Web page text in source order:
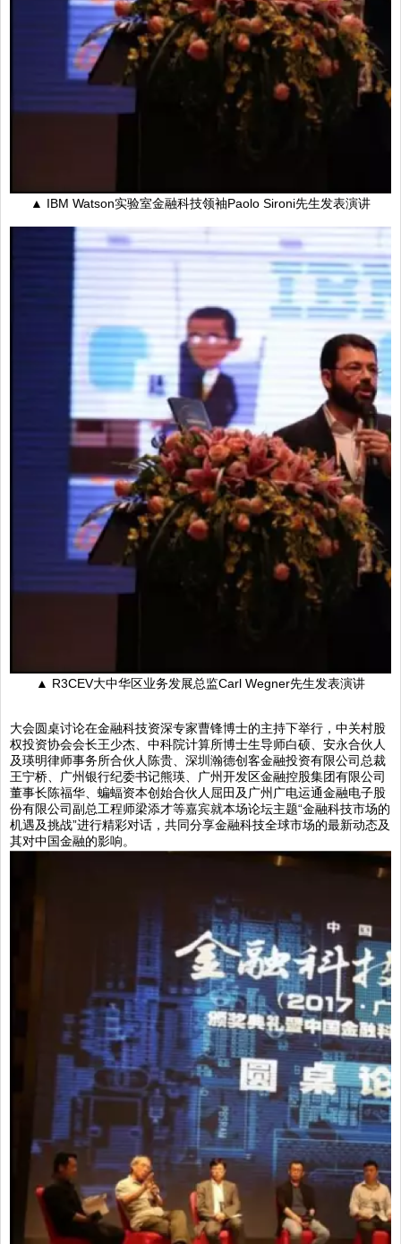
▲ IBM Watson实验室金融科技领袖Paolo Sironi先生发表演讲
▲ R3CEV大中华区业务发展总监Carl Wegner先生发表演讲
大会圆桌讨论在金融科技资深专家曹锋博士的主持下举行，中关村股
权投资协会会长王少杰、中科院计算所博士生导师白硕、安永合伙人
及瑛明律师事务所合伙人陈贵、深圳瀚德创客金融投资有限公司总裁
王宁桥、广州银行纪委书记熊瑛、广州开发区金融控股集团有限公司
董事长陈福华、蝙蝠资本创始合伙人屈田及广州广电运通金融电子股
份有限公司副总工程师梁添才等嘉宾就本场论坛主题“金融科技市场的
机遇及挑战”进行精彩对话，共同分享金融科技全球市场的最新动态及
其对中国金融的影响。